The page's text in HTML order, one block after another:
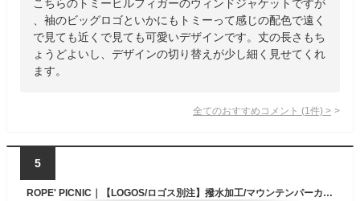
こちらのトミーヒルフィガーのウィンドジャケットですが
、袖のビッグロゴといかにもトミーって感じの配色で遠く
で見ても近くで見ても可愛いデザインです。丈の長さもち
ょうどよいし、デザインの切り替えが少し細く見せてくれ
ます。
全てのおすすめコメント (1 件) >
5
ROPE' PICNIC｜【LOGOS/ロゴス別注】撥水加工/マウンテンパーカー | Rakuten Fashion(楽天ファッション／旧楽天ブランドアベニュー)FS9968